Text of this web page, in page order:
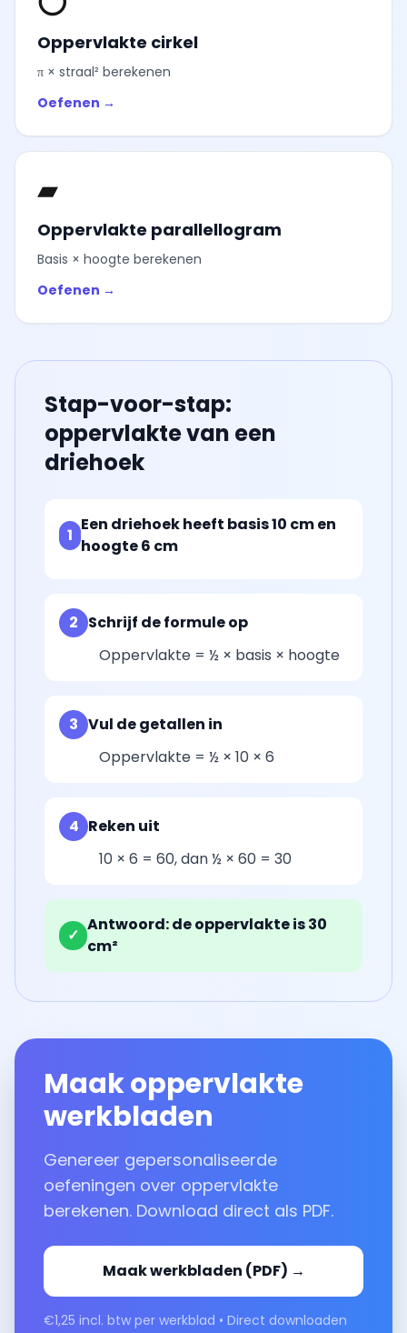
Oppervlakte cirkel
π × straal² berekenen
Oefenen →
▰
Oppervlakte parallellogram
Basis × hoogte berekenen
Oefenen →
Stap-voor-stap:
oppervlakte van een
driehoek
1
Een driehoek heeft basis 10 cm en
hoogte 6 cm
2 Schrijf de formule op
Oppervlakte = ½ × basis × hoogte
3 Vul de getallen in
Oppervlakte = ½ × 10 × 6
4 Reken uit
10 × 6 = 60, dan ½ × 60 = 30
✓
Antwoord: de oppervlakte is 30
cm²
Maak oppervlakte
werkbladen
Genereer gepersonaliseerde
oefeningen over oppervlakte
berekenen. Download direct als PDF.
Maak werkbladen (PDF) →
€1,25 incl. btw per werkblad • Direct downloaden